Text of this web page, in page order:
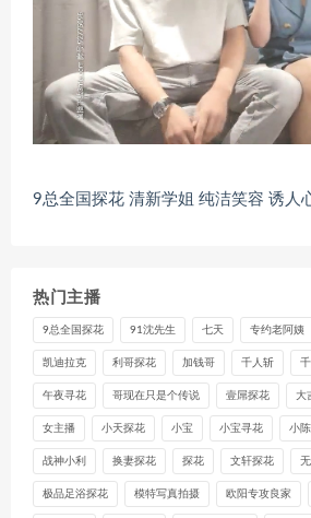
9总全国探花 清新学姐 纯洁笑容 诱人
热门主播
9总全国探花 91沈先生 七天 专约老阿姨
凯迪拉克 利哥探花 加钱哥 千人斩
午夜寻花 哥现在只是个传说 壹屌探花 大
女主播 小天探花 小宝 小宝寻花 小
战神小利 换妻探花 探花 文轩探花
极品足浴探花 模特写真拍摄 欧阳专攻良家